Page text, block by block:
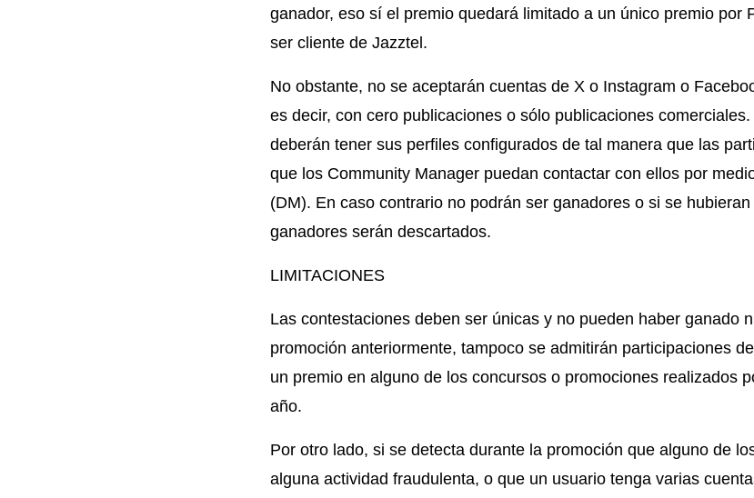
ganador, eso sí el premio quedará limitado a un único premio por
ser cliente de Jazztel.
No obstante, no se aceptarán cuentas de X o Instagram o
es decir, con cero publicaciones o sólo publicaciones
deberán tener sus perfiles configurados de tal manera que las
que los Community Manager puedan contactar con ellos por
(DM). En caso contrario no podrán ser ganadores o si se
ganadores serán descartados.
LIMITACIONES
Las contestaciones deben ser únicas y no pueden haber ganado
promoción anteriormente, tampoco se admitirán participaciones
un premio en alguno de los concursos o promociones realizados
año.
Por otro lado, si se detecta durante la promoción que alguno de
alguna actividad fraudulenta, o que un usuario tenga varias